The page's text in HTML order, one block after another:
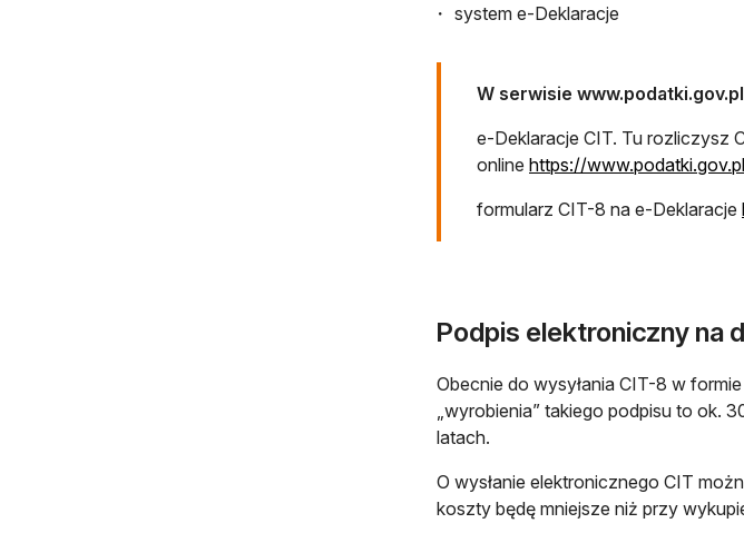
system e-Deklaracje
W serwisie www.podatki.gov.pl
e-Deklaracje CIT. Tu rozliczysz
online https://
formularz CIT-8 na e-Deklaracje
Podpis elektroniczny na
Obecnie do wysyłania CIT-8 w
„wyrobienia” takiego podpisu to ok.
latach.
O wysłanie elektronicznego CIT
koszty będę mniejsze niż przy